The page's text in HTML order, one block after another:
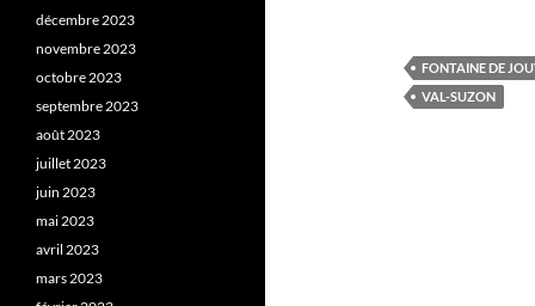
FONTAINE DE
VAL-SUZON
décembre 2023
novembre 2023
octobre 2023
septembre 2023
août 2023
juillet 2023
juin 2023
mai 2023
avril 2023
mars 2023